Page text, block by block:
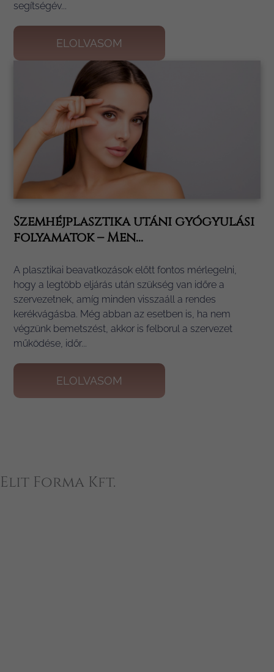
segítségév...
ELOLVASOM
Szemhéjplasztika utáni gyógyulási
folyamatok – Men...
A plasztikai beavatkozások előtt fontos mérlegelni,
hogy a legtöbb eljárás után szükség van időre a
szervezetnek, amíg minden visszaáll a rendes
kerékvágásba. Még abban az esetben is, ha nem
végzünk bemetszést, akkor is felborul a szervezet
működése, időr...
ELOLVASOM
Elit Forma Kft.
+